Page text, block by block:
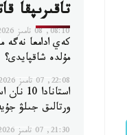
تاقىرىپقا
08:10, 08 تامىز 2026
كەي ادامعا نەگە
مۇلدە شاقپايدى؟
22:08, 07 تامىز 2026
ورتالىق جىلۋ
21:30, 07 تامىز 2026